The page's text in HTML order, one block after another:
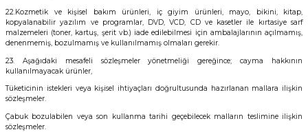
22.Kozmetik ve kişisel bakım ürünleri, iç giyim ürünleri, mayo, bikini, kitap,
kopyalanabilir yazılım ve programlar, DVD, VCD, CD ve kasetler ile kırtasiye sarf
malzemeleri (toner, kartuş, şerit vb.) iade edilebilmesi için ambalajlarının açılmamış,
denenmemiş, bozulmamış ve kullanılmamış olmaları gerekir.
23. Aşağıdaki mesafeli sözleşmeler yönetmeliği gereğince; cayma hakkının
kullanılmayacak ürünler,
Tüketicinin istekleri veya kişisel ihtiyaçları doğrultusunda hazırlanan mallara ilişkin
sözleşmeler.
Çabuk bozulabilen veya son kullanma tarihi geçebilecek malların teslimine ilişkin
sözleşmeler.